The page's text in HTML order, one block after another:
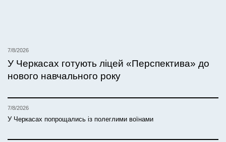
7/8/2026
У Черкасах готують ліцей «Перспектива» до
нового навчального року
7/8/2026
У Черкасах попрощались із полеглими воїнами